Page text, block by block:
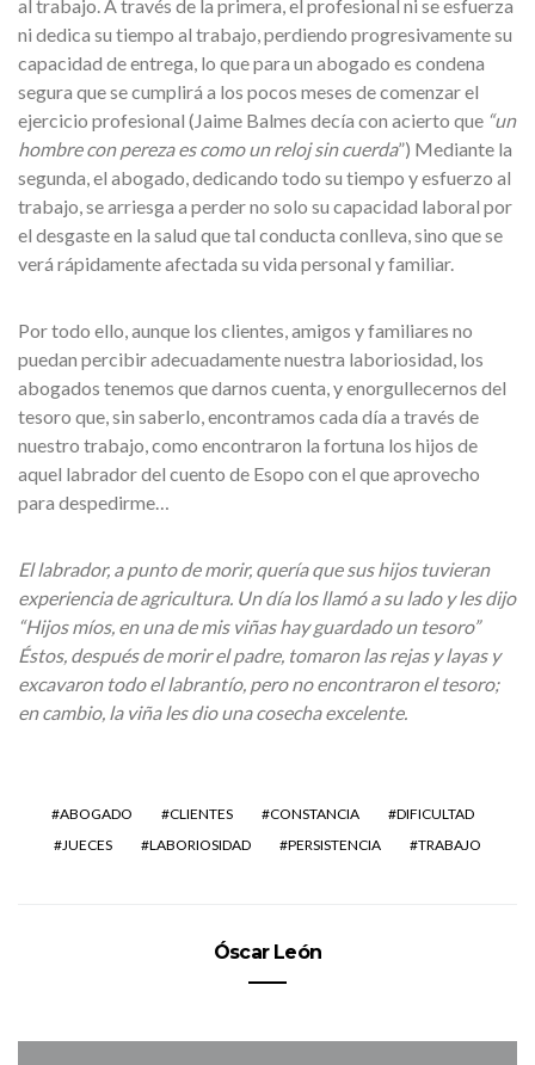
al trabajo. A través de la primera, el profesional ni se esfuerza
ni dedica su tiempo al trabajo, perdiendo progresivamente su
capacidad de entrega, lo que para un abogado es condena
segura que se cumplirá a los pocos meses de comenzar el
ejercicio profesional (Jaime Balmes decía con acierto que “un
hombre con pereza es como un reloj sin cuerda”) Mediante la
segunda, el abogado, dedicando todo su tiempo y esfuerzo al
trabajo, se arriesga a perder no solo su capacidad laboral por
el desgaste en la salud que tal conducta conlleva, sino que se
verá rápidamente afectada su vida personal y familiar.
Por todo ello, aunque los clientes, amigos y familiares no
puedan percibir adecuadamente nuestra laboriosidad, los
abogados tenemos que darnos cuenta, y enorgullecernos del
tesoro que, sin saberlo, encontramos cada día a través de
nuestro trabajo, como encontraron la fortuna los hijos de
aquel labrador del cuento de Esopo con el que aprovecho
para despedirme…
El labrador, a punto de morir, quería que sus hijos tuvieran
experiencia de agricultura. Un día los llamó a su lado y les dijo
“Hijos míos, en una de mis viñas hay guardado un tesoro”
Éstos, después de morir el padre, tomaron las rejas y layas y
excavaron todo el labrantío, pero no encontraron el tesoro;
en cambio, la viña les dio una cosecha excelente.
ABOGADO CLIENTES CONSTANCIA
DIFICULTAD
JUECES
LABORIOSIDAD PERSISTENCIA TRABAJO
Óscar León